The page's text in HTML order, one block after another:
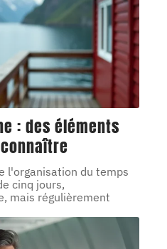
: des éléments
l'organisation du temps
cinq jours,
mais régulièrement